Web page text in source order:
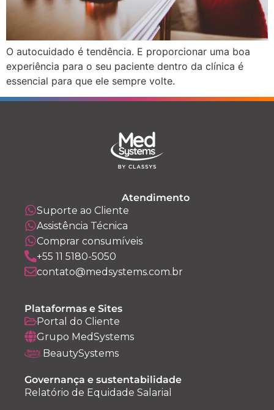
O autocuidado é tendência. E proporcionar uma boa
experiência para o seu paciente dentro da clínica é
essencial para que ele sempre volte.
Atendimento
Suporte ao Cliente
Assistência Técnica
Comprar consumíveis
+55 11 5180-5050
contato@medsystems.com.br
Plataformas e Sites
Portal do Cliente
Grupo MedSystems
BeautySystems
Governança e sustentabilidade
Relatório de Equidade Salarial